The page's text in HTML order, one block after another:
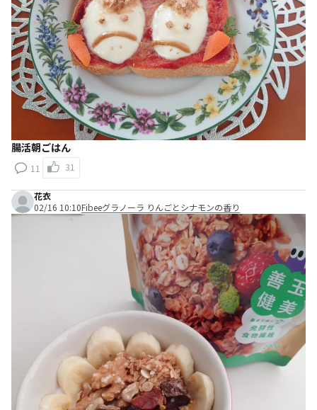
腸活朝ごはん
11 31
花衣
02/16 10:10Fibeeグラノーラ りんごとシナモンの香り